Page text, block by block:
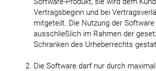
Vertragsbeginn und bei
mitgeteilt. Die Nutzung der
ausschließlich im Rahmen der
Schranken des Urheberrechts
Die Software darf nur durch